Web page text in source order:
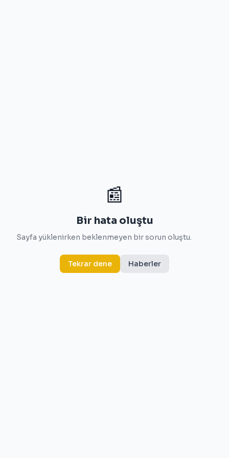
📰
Bir hata oluştu
Sayfa yüklenirken beklenmeyen bir sorun oluştu.
Tekrar dene Haberler